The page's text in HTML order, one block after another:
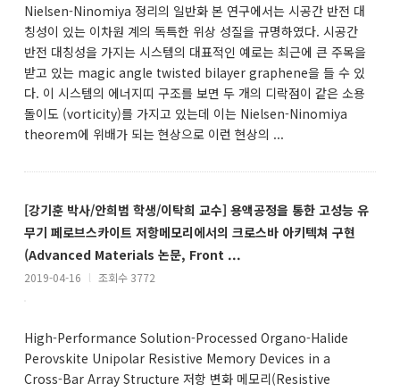
Nielsen-Ninomiya 정리의 일반화 본 연구에서는 시공간 반전 대
칭성이 있는 이차원 계의 독특한 위상 성질을 규명하였다. 시공간
반전 대칭성을 가지는 시스템의 대표적인 예로는 최근에 큰 주목을
받고 있는 magic angle twisted bilayer graphene을 들 수 있
다. 이 시스템의 에너지띠 구조를 보면 두 개의 디락점이 같은 소용
돌이도 (vorticity)를 가지고 있는데 이는 Nielsen-Ninomiya
theorem에 위배가 되는 현상으로 이런 현상의 ...
[강기훈 박사/안희범 학생/이탁희 교수] 용액공정을 통한 고성능 유
무기 페로브스카이트 저항메모리에서의 크로스바 아키텍쳐 구현
(Advanced Materials 논문, Front ...
2019-04-16 l 조회수 3772
High-Performance Solution-Processed Organo-Halide
Perovskite Unipolar Resistive Memory Devices in a
Cross-Bar Array Structure 저항 변화 메모리(Resistive